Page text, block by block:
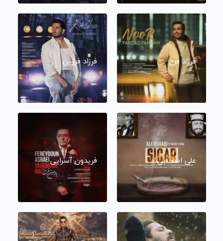
فرزاد فرخ فرزاد فرزین
علی اصحابی فریدون آسرایی